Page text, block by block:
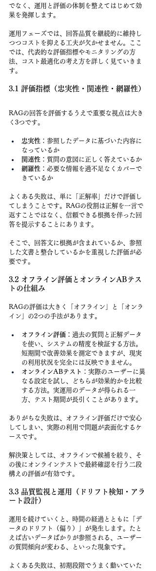
でなく、運用と評価の体制を整えてはじめて効
果を発揮します。
運用フェーズでは、回答品質を継続的に維持し
つつコストを抑える工夫が欠かせません。ここ
では、代表的な評価指標やモニタリングの方
法、コスト最適化の考え方を詳しく見ていきま
す。
3.1 評価指標（忠実性・関連性・網羅性）
RAGの回答を評価するうえで重要な視点は大き
く3つです。
忠実性 ：参照したデータに基づいた内容に
なっているか
関連性 ：質問の意図に正しく答えているか
網羅性 ：必要な情報を過不足なくカバーで
きているか
よくある失敗は、単に「正解率」だけで評価し
てしまうことです。RAGの役割は正解を一言で
返すことではなく、信頼できる根拠を伴った回
答を提示することにあります。
そこで、回答文に根拠が含まれているか、参照
した文書と整合しているかを重視した評価が必
要です。
3.2 オフライン評価とオンラインABテス
トの仕組み
RAGの評価は大きく「オフライン」と「オンラ
イン」の2つの手法があります。
オフライン評価 ：過去の質問と正解データ
を使い、システムの精度を検証する方法。
短期間で改善効果を測定できますが、現実
の利用状況を完全には反映できません。
オンラインABテスト ：実際のユーザーに異
なる設定を試し、どちらが効果的かを比較
する方法。実運用のデータが得られる一
方、テスト期間が長引くことがあります。
ありがちな失敗は、オフライン評価だけで安心
してしまい、実際の利用で問題が表面化するケ
ースです。
解決策としては、オフラインで候補を絞り、そ
の後にオンラインテストで最終確認を行う二段
構えの評価が有効です。
3.3 品質監視と運用（ドリフト検知・アラ
ート設計）
運用を続けていくと、時間の経過とともに「デ
ータのドリフト（偏り）」が発生します。たと
えば古いデータばかりが参照される、ユーザー
の質問傾向が変わる、といった現象です。
よくある失敗は、初期段階でうまく動いていた